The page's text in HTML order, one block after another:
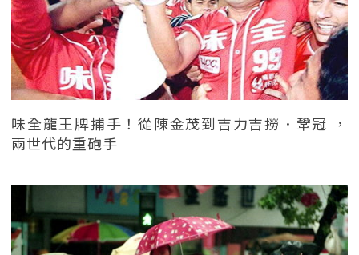
味全龍王牌捕手！從陳金茂到吉力吉撈．鞏冠 ，
兩世代的重砲手